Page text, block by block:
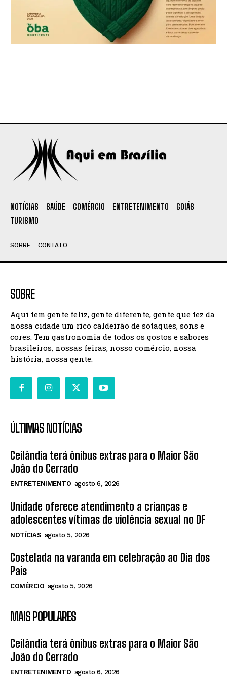
NOTÍCIAS SAÚDE COMÉRCIO ENTRETENIMENTO
GOIÁS
TURISMO
SOBRE CONTATO
SOBRE
Aqui tem gente feliz, gente diferente, gente que fez da
nossa cidade um rico caldeirão de sotaques, sons e
cores. Tem gastronomia de todos os gostos e sabores
brasileiros, nossas feiras, nosso comércio, nossa
história, nossa gente.
ÚLTIMAS NOTÍCIAS
Ceilândia terá ônibus extras para o Maior São
João do Cerrado
ENTRETENIMENTO agosto 6, 2026
Unidade oferece atendimento a crianças e
adolescentes vítimas de violência sexual no DF
NOTÍCIAS agosto 5, 2026
Costelada na varanda em celebração ao Dia dos
Pais
COMÉRCIO agosto 5, 2026
MAIS POPULARES
Ceilândia terá ônibus extras para o Maior São
João do Cerrado
ENTRETENIMENTO agosto 6, 2026